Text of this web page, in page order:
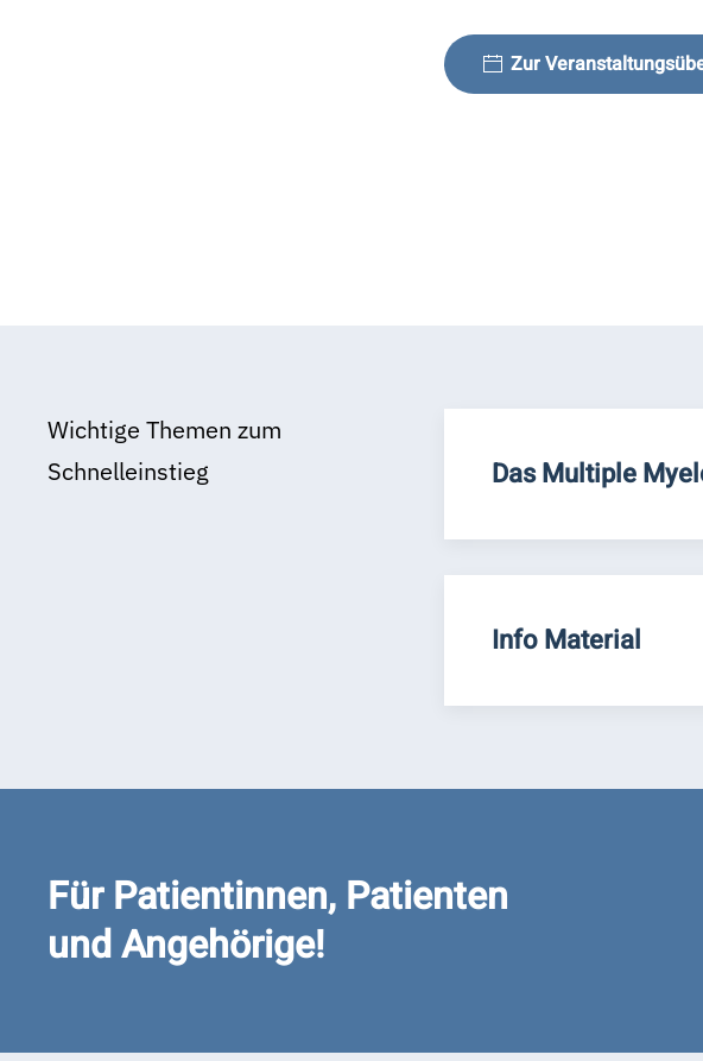
Zur
Wichtige Themen zum
Schnelleinstieg
Das Multiple
Info Material
Für Patientinnen, Patienten
und Angehörige!